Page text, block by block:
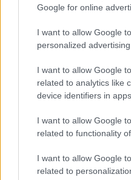
Google for online
I want to allow Google
personalized advertising.
I want to allow Google
related to analytics like
device identifiers in apps.
I want to allow Google
related to functionality
I want to allow Google
related to
Διαβάστε ακόμη